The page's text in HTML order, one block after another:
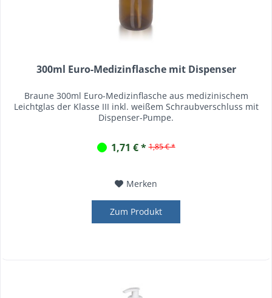
300ml Euro-Medizinflasche mit Dispenser
Braune 300ml Euro-Medizinflasche aus medizinischem
Leichtglas der Klasse III inkl. weißem Schraubverschluss mit
Dispenser-Pumpe.
1,71 € * 1,85 € *
Merken
Zum Produkt